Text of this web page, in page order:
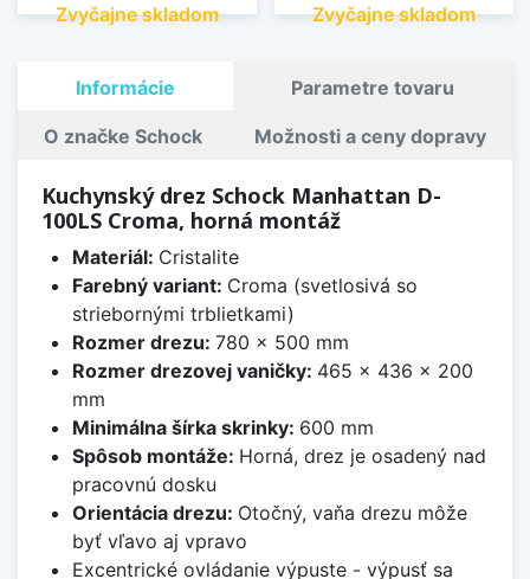
Zvyčajne skladom Zvyčajne skladom
Informácie Parametre tovaru
O značke Schock Možnosti a ceny dopravy
Kuchynský drez Schock Manhattan D-
100LS Croma, horná montáž
Materiál: Cristalite
Farebný variant: Croma (svetlosivá so
striebornými trblietkami)
Rozmer drezu: 780 x 500 mm
Rozmer drezovej vaničky: 465 x 436 x 200
mm
Minimálna šírka skrinky: 600 mm
Spôsob montáže: Horná, drez je osadený nad
pracovnú dosku
Orientácia drezu: Otočný, vaňa drezu môže
byť vľavo aj vpravo
Excentrické ovládanie výpuste - výpusť sa